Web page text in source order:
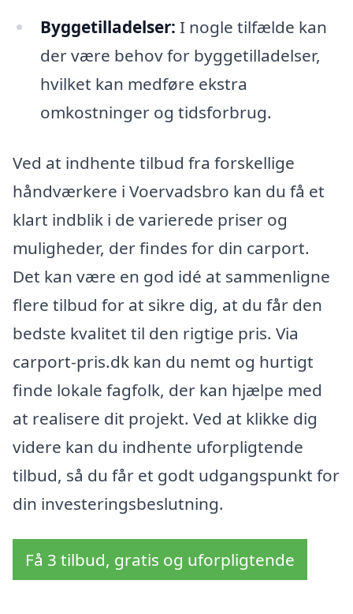
Byggetilladelser: I nogle tilfælde kan
der være behov for byggetilladelser,
hvilket kan medføre ekstra
omkostninger og tidsforbrug.
Ved at indhente tilbud fra forskellige
håndværkere i Voervadsbro kan du få et
klart indblik i de varierede priser og
muligheder, der findes for din carport.
Det kan være en god idé at sammenligne
flere tilbud for at sikre dig, at du får den
bedste kvalitet til den rigtige pris. Via
carport-pris.dk kan du nemt og hurtigt
finde lokale fagfolk, der kan hjælpe med
at realisere dit projekt. Ved at klikke dig
videre kan du indhente uforpligtende
tilbud, så du får et godt udgangspunkt for
din investeringsbeslutning.
Få 3 tilbud, gratis og uforpligtende